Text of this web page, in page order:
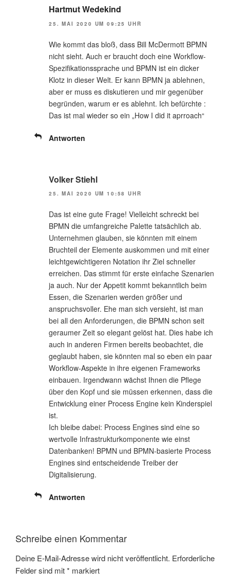
Hartmut Wedekind
25. MAI 2020 UM 09:25 UHR
Wie kommt das bloß, dass Bill McDermott BPMN
nicht sieht. Auch er braucht doch eine Workflow-
Spezifikationssprache und BPMN ist ein dicker
Klotz in dieser Welt. Er kann BPMN ja ablehnen,
aber er muss es diskutieren und mir gegenüber
begründen, warum er es ablehnt. Ich befürchte :
Das ist mal wieder so ein „How I did it aprroach“
Antworten
Volker Stiehl
25. MAI 2020 UM 10:58 UHR
Das ist eine gute Frage! Vielleicht schreckt bei
BPMN die umfangreiche Palette tatsächlich ab.
Unternehmen glauben, sie könnten mit einem
Bruchteil der Elemente auskommen und mit einer
leichtgewichtigeren Notation ihr Ziel schneller
erreichen. Das stimmt für erste einfache Szenarien
ja auch. Nur der Appetit kommt bekanntlich beim
Essen, die Szenarien werden größer und
anspruchsvoller. Ehe man sich versieht, ist man
bei all den Anforderungen, die BPMN schon seit
geraumer Zeit so elegant gelöst hat. Dies habe ich
auch in anderen Firmen bereits beobachtet, die
geglaubt haben, sie könnten mal so eben ein paar
Workflow-Aspekte in ihre eigenen Frameworks
einbauen. Irgendwann wächst Ihnen die Pflege
über den Kopf und sie müssen erkennen, dass die
Entwicklung einer Process Engine kein Kinderspiel
ist.
Ich bleibe dabei: Process Engines sind eine so
wertvolle Infrastrukturkomponente wie einst
Datenbanken! BPMN und BPMN-basierte Process
Engines sind entscheidende Treiber der
Digitalisierung.
Antworten
Schreibe einen Kommentar
Deine E-Mail-Adresse wird nicht veröffentlicht. Erforderliche
Felder sind mit* markiert